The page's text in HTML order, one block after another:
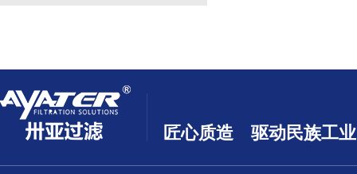
匠心质造 驱动民族工业